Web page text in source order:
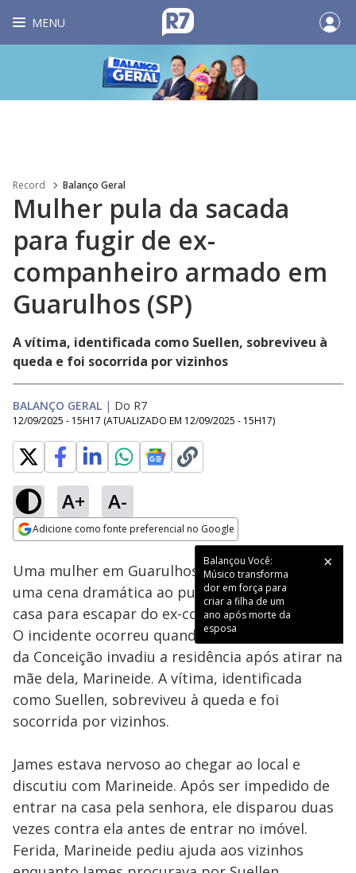
MENU
Record Balanço Geral
Mulher pula da sacada
para fugir de ex-
companheiro armado em
Guarulhos (SP)
A vítima, identificada como Suellen, sobreviveu à
queda e foi socorrida por vizinhos
BALANÇO GERAL | Do R7
12/09/2025 - 15H17 (ATUALIZADO EM 12/09/2025 - 15H17)
A+ A-
Adicione como fonte preferencial no Google
Balançou Você:
Músico transforma
dor em força para
criar a filha de um
ano após morte da
esposa
Ativar
Loaded:
11.95%
Uma mulher em Guarulhos (SP) protagonizou
uma cena dramática ao pular da sacada de sua
casa para escapar do ex-companheiro armado.
O incidente ocorreu quando James Junior Silva
da Conceição invadiu a residência após atirar na
mãe dela, Marineide. A vítima, identificada
como Suellen, sobreviveu à queda e foi
socorrida por vizinhos.
James estava nervoso ao chegar ao local e
discutiu com Marineide. Após ser impedido de
entrar na casa pela senhora, ele disparou duas
vezes contra ela antes de entrar no imóvel.
Ferida, Marineide pediu ajuda aos vizinhos